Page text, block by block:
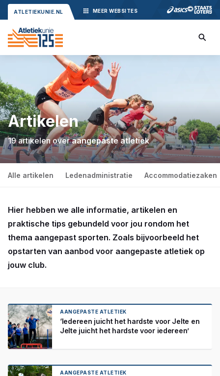
ATLETIEKUNIE.NL MEER WEBSITES
Artikelen
19 artikelen overaangepaste atletiek
Alle artikelen Ledenadministratie Accommodatiezaken
Hier hebben we alle informatie, artikelen en
praktische tips gebundeld voor jou rondom het
thema aangepast sporten. Zoals bijvoorbeeld het
opstarten van aanbod voor aangepaste atletiek op
jouw club.
AANGEPASTE ATLETIEK
‘Iedereen juicht het hardste voor Jelte en
Jelte juicht het hardste voor iedereen’
AANGEPASTE ATLETIEK